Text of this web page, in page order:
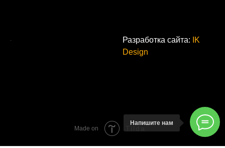
Разработка сайта:
IK
Design
Напишите нам
Made on